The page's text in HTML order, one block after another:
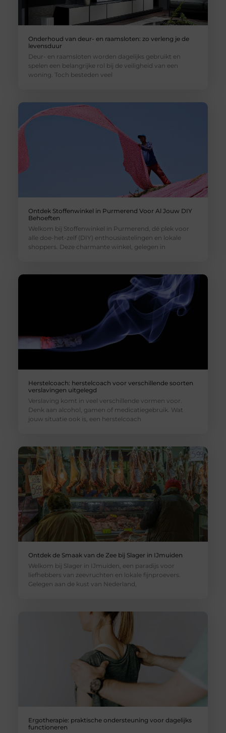
Onderhoud van deur- en raamsloten: zo verleng je de
levensduur
Deur- en raamsloten worden dagelijks gebruikt en
spelen een belangrijke rol bij de veiligheid van een
woning. Toch besteden veel
Ontdek Stoffenwinkel in Purmerend Voor Al Jouw DIY
Behoeften
Welkom bij Stoffenwinkel in Purmerend, dé plek voor
alle doe-het-zelf (DIY) enthousiastelingen en lokale
shoppers. Deze charmante winkel, gelegen in
Herstelcoach: herstelcoach voor verschillende soorten
verslavingen uitgelegd
Verslaving komt in veel verschillende vormen voor.
Denk aan alcohol, gamen of medicatiegebruik. Wat
jouw situatie ook is, een herstelcoach
Ontdek de Smaak van de Zee bij Slager in IJmuiden
Welkom bij Slager in IJmuiden, een paradijs voor
liefhebbers van zeevruchten en lokale fijnproevers.
Gelegen aan de kust van Nederland,
Ergotherapie: praktische ondersteuning voor dagelijks
functioneren